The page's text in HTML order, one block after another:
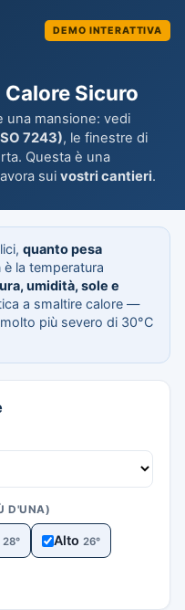
DEMO INTERATTIVA
Sicuro
una mansione: vedi
7243), le finestre di
Questa è una
sui vostri cantieri.
quanto pesa
è la temperatura
umidità, sole e
a smaltire calore —
più severo di 30°C
D'UNA)
28° Alto 26°